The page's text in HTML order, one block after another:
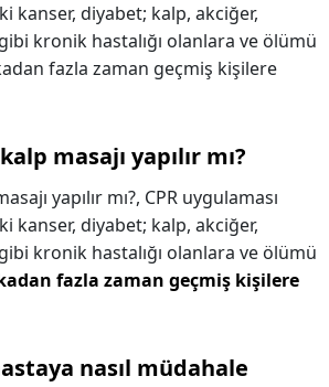
kanser, diyabet; kalp, akciğer,
kronik hastalığı olanlara ve ölümü
fazla zaman geçmiş kişilere
masajı yapılır mı?
yapılır mı?, CPR uygulaması
kanser, diyabet; kalp, akciğer,
kronik hastalığı olanlara ve ölümü
fazla zaman geçmiş kişilere
nasıl müdahale